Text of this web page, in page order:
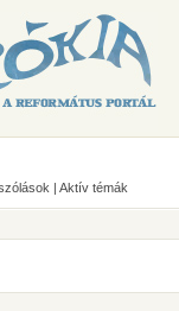
| Aktív témák